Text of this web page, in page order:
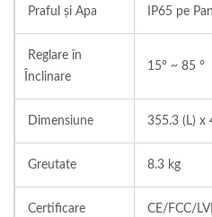
Praful și Apa IP65 pe
Reglare în
Înclinare
15° ~ 85 °
Dimensiune 355.3 (L) x
Greutate 8.3 kg
Certificare CE/FCC/